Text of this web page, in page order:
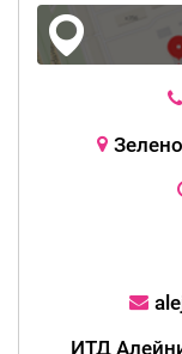
ИТД